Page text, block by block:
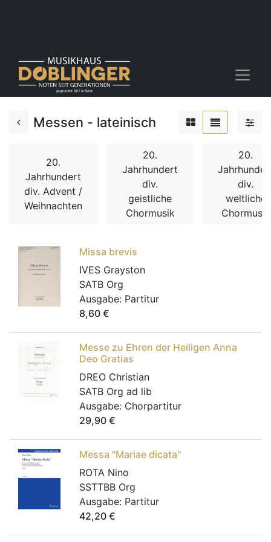
Messen - lateinisch
20.
Jahrhundert
div. Advent /
Weihnachten
20.
Jahrhundert
div.
geistliche
Chormusik
20.
div.
weltliche
Chormusik
Missa brevis
IVES Grayston
SATB Org
Ausgabe: Partitur
8,60 €
Messe zu Ehren der Heiligen Anna
Deo Gratias
DREO Christian
SATB Org ad lib
Ausgabe: Chorpartitur
29,90 €
Messa "Mariae dicata"
ROTA Nino
SSTTBB Org
Ausgabe: Partitur
42,20 €